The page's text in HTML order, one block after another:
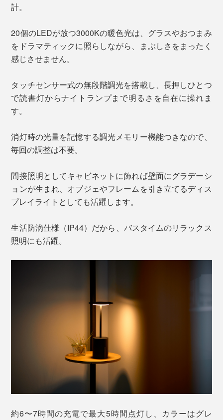
計。
20個のLEDが放つ3000Kの暖色光は、グラスやおつまみ
をドラマティックに照らしながら、まぶしさをまったく
感じさせません。
タッチセンサー式の無段階調光を搭載し、長押しひとつ
で読書灯からナイトランプまで明るさを自在に操れま
す。
消灯時の光量を記憶する調光メモリー機能つきなので、
毎回の調整は不要。
間接照明としてキャビネットに飾れば壁面にグラデーシ
ョンが生まれ、オブジェやフレームを引き立てるディス
プレイライトとしても活躍します。
生活防滴仕様（IP44）だから、バスタイムのリラックス
照明にも活躍。
約6〜7時間の充電で最大5時間点灯し、カラーはグレ